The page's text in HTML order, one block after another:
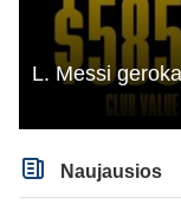
L. Messi
Naujausios